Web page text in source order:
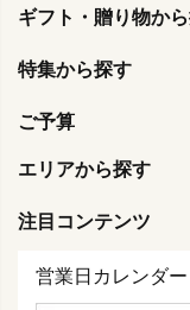
ギフト・贈り物か
特集から探す
ご予算
エリアから探す
注目コンテンツ
営業日カレンダー